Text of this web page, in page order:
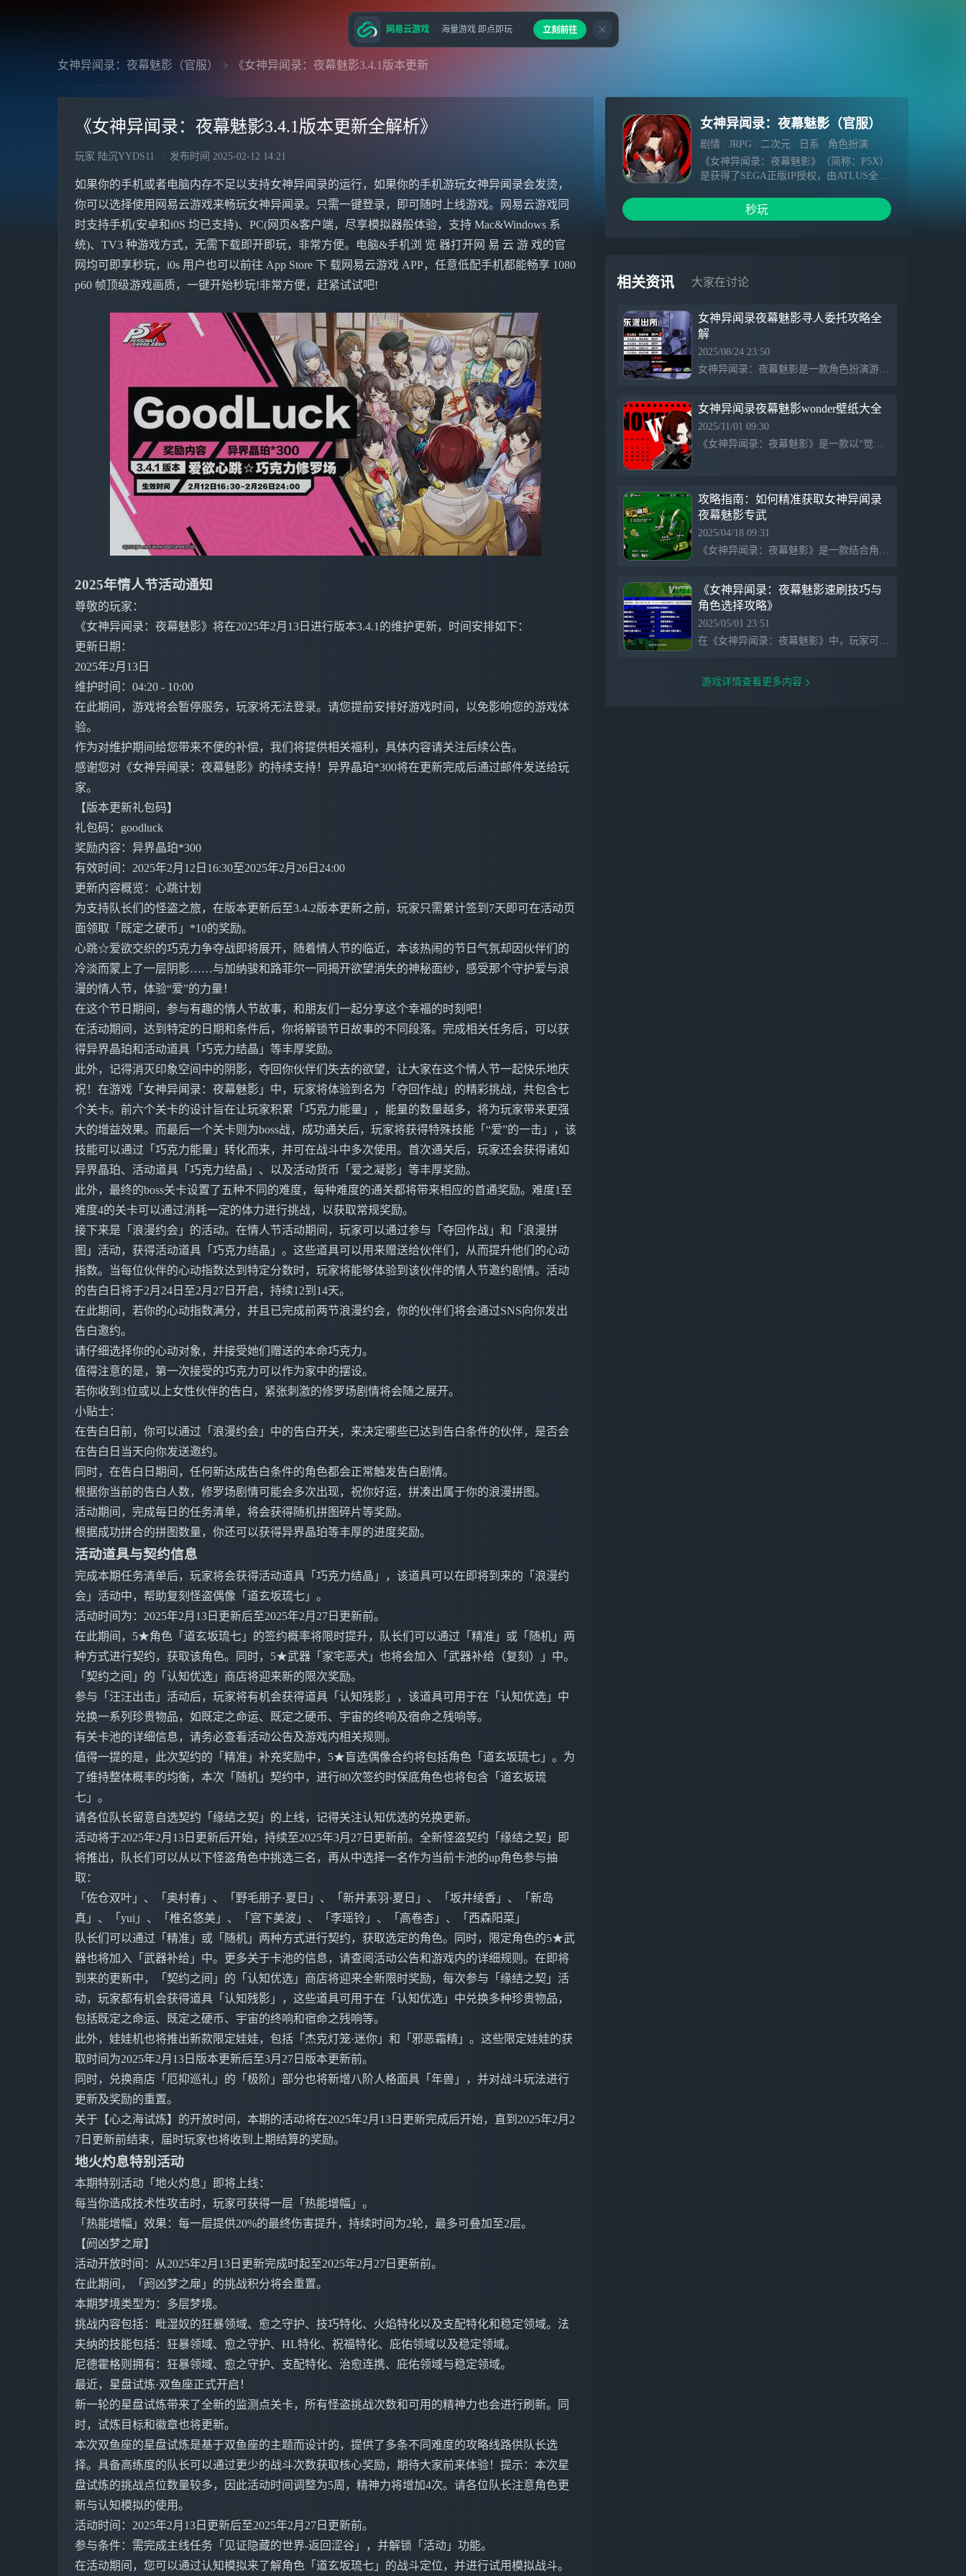
女神异闻录：夜幕魅影（官服） 《女神异闻录：夜幕魅影3.4.1版本更新
《女神异闻录：夜幕魅影3.4.1版本更新全解析》
玩家 陆沉YYDS11 发布时间 2025-02-12 14:21
如果你的手机或者电脑内存不足以支持女神异闻录的运行，如果你的手机游玩女神异闻录会发烫，
你可以选择使用网易云游戏来畅玩女神异闻录。只需一键登录，即可随时上线游戏。网易云游戏同
时支持手机(安卓和i0S 均已支持)、PC(网页&客户端，尽享模拟器般体验，支持 Mac&Windows 系
统)、TV3 种游戏方式，无需下载即开即玩，非常方便。电脑&手机浏 览 器打开网 易 云 游 戏的官
网均可即享秒玩，i0s 用户也可以前往 App Store 下 载网易云游戏 APP，任意低配手机都能畅享 1080
p60 帧顶级游戏画质，一键开始秒玩!非常方便，赶紧试试吧!
2025年情人节活动通知
尊敬的玩家：
《女神异闻录：夜幕魅影》将在2025年2月13日进行版本3.4.1的维护更新，时间安排如下：
更新日期：
2025年2月13日
维护时间：04:20 - 10:00
在此期间，游戏将会暂停服务，玩家将无法登录。请您提前安排好游戏时间，以免影响您的游戏体
验。
作为对维护期间给您带来不便的补偿，我们将提供相关福利，具体内容请关注后续公告。
感谢您对《女神异闻录：夜幕魅影》的持续支持！异界晶珀*300将在更新完成后通过邮件发送给玩
家。
【版本更新礼包码】
礼包码：goodluck
奖励内容：异界晶珀*300
有效时间：2025年2月12日16:30至2025年2月26日24:00
更新内容概览：心跳计划
为支持队长们的怪盗之旅，在版本更新后至3.4.2版本更新之前，玩家只需累计签到7天即可在活动页
面领取「既定之硬币」*10的奖励。
心跳☆爱欲交织的巧克力争夺战即将展开，随着情人节的临近，本该热闹的节日气氛却因伙伴们的
冷淡而蒙上了一层阴影……与加纳骏和路菲尔一同揭开欲望消失的神秘面纱，感受那个守护爱与浪
漫的情人节，体验“爱”的力量！
在这个节日期间，参与有趣的情人节故事，和朋友们一起分享这个幸福的时刻吧！
在活动期间，达到特定的日期和条件后，你将解锁节日故事的不同段落。完成相关任务后，可以获
得异界晶珀和活动道具「巧克力结晶」等丰厚奖励。
此外，记得消灭印象空间中的阴影，夺回你伙伴们失去的欲望，让大家在这个情人节一起快乐地庆
祝！在游戏「女神异闻录：夜幕魅影」中，玩家将体验到名为「夺回作战」的精彩挑战，共包含七
个关卡。前六个关卡的设计旨在让玩家积累「巧克力能量」，能量的数量越多，将为玩家带来更强
大的增益效果。而最后一个关卡则为boss战，成功通关后，玩家将获得特殊技能「“爱”的一击」，该
技能可以通过「巧克力能量」转化而来，并可在战斗中多次使用。首次通关后，玩家还会获得诸如
异界晶珀、活动道具「巧克力结晶」、以及活动货币「爱之凝影」等丰厚奖励。
此外，最终的boss关卡设置了五种不同的难度，每种难度的通关都将带来相应的首通奖励。难度1至
难度4的关卡可以通过消耗一定的体力进行挑战，以获取常规奖励。
接下来是「浪漫约会」的活动。在情人节活动期间，玩家可以通过参与「夺回作战」和「浪漫拼
图」活动，获得活动道具「巧克力结晶」。这些道具可以用来赠送给伙伴们，从而提升他们的心动
指数。当每位伙伴的心动指数达到特定分数时，玩家将能够体验到该伙伴的情人节邀约剧情。活动
的告白日将于2月24日至2月27日开启，持续12到14天。
在此期间，若你的心动指数满分，并且已完成前两节浪漫约会，你的伙伴们将会通过SNS向你发出
告白邀约。
请仔细选择你的心动对象，并接受她们赠送的本命巧克力。
值得注意的是，第一次接受的巧克力可以作为家中的摆设。
若你收到3位或以上女性伙伴的告白，紧张刺激的修罗场剧情将会随之展开。
小贴士：
在告白日前，你可以通过「浪漫约会」中的告白开关，来决定哪些已达到告白条件的伙伴，是否会
在告白日当天向你发送邀约。
同时，在告白日期间，任何新达成告白条件的角色都会正常触发告白剧情。
根据你当前的告白人数，修罗场剧情可能会多次出现，祝你好运，拼凑出属于你的浪漫拼图。
活动期间，完成每日的任务清单，将会获得随机拼图碎片等奖励。
根据成功拼合的拼图数量，你还可以获得异界晶珀等丰厚的进度奖励。
活动道具与契约信息
完成本期任务清单后，玩家将会获得活动道具「巧克力结晶」，该道具可以在即将到来的「浪漫约
会」活动中，帮助复刻怪盗偶像「道玄坂琉七」。
活动时间为：2025年2月13日更新后至2025年2月27日更新前。
在此期间，5★角色「道玄坂琉七」的签约概率将限时提升，队长们可以通过「精准」或「随机」两
种方式进行契约，获取该角色。同时，5★武器「家宅恶犬」也将会加入「武器补给（复刻）」中。
「契约之间」的「认知优选」商店将迎来新的限次奖励。
参与「汪汪出击」活动后，玩家将有机会获得道具「认知残影」，该道具可用于在「认知优选」中
兑换一系列珍贵物品，如既定之命运、既定之硬币、宇宙的终响及宿命之残响等。
有关卡池的详细信息，请务必查看活动公告及游戏内相关规则。
值得一提的是，此次契约的「精准」补充奖励中，5★盲选偶像合约将包括角色「道玄坂琉七」。为
了维持整体概率的均衡，本次「随机」契约中，进行80次签约时保底角色也将包含「道玄坂琉
七」。
请各位队长留意自选契约「缘结之契」的上线，记得关注认知优选的兑换更新。
活动将于2025年2月13日更新后开始，持续至2025年3月27日更新前。全新怪盗契约「缘结之契」即
将推出，队长们可以从以下怪盗角色中挑选三名，再从中选择一名作为当前卡池的up角色参与抽
取：
「佐仓双叶」、「奥村春」、「野毛朋子·夏日」、「新井素羽·夏日」、「坂井绫香」、「新岛
真」、「yui」、「椎名悠美」、「宫下美波」、「李瑶铃」、「高卷杏」、「西森阳菜」
队长们可以通过「精准」或「随机」两种方式进行契约，获取选定的角色。同时，限定角色的5★武
器也将加入「武器补给」中。更多关于卡池的信息，请查阅活动公告和游戏内的详细规则。在即将
到来的更新中，「契约之间」的「认知优选」商店将迎来全新限时奖励，每次参与「缘结之契」活
动，玩家都有机会获得道具「认知残影」，这些道具可用于在「认知优选」中兑换多种珍贵物品，
包括既定之命运、既定之硬币、宇宙的终响和宿命之残响等。
此外，娃娃机也将推出新款限定娃娃，包括「杰克灯笼·迷你」和「邪恶霜精」。这些限定娃娃的获
取时间为2025年2月13日版本更新后至3月27日版本更新前。
同时，兑换商店「厄抑巡礼」的「极阶」部分也将新增八阶人格面具「年兽」，并对战斗玩法进行
更新及奖励的重置。
关于【心之海试炼】的开放时间，本期的活动将在2025年2月13日更新完成后开始，直到2025年2月2
7日更新前结束，届时玩家也将收到上期结算的奖励。
地火灼息特别活动
本期特别活动「地火灼息」即将上线：
每当你造成技术性攻击时，玩家可获得一层「热能增幅」。
「热能增幅」效果：每一层提供20%的最终伤害提升，持续时间为2轮，最多可叠加至2层。
【阏凶梦之扉】
活动开放时间：从2025年2月13日更新完成时起至2025年2月27日更新前。
在此期间，「阏凶梦之扉」的挑战积分将会重置。
本期梦境类型为：多层梦境。
挑战内容包括：毗湿奴的狂暴领域、愈之守护、技巧特化、火焰特化以及支配特化和稳定领域。法
夫纳的技能包括：狂暴领域、愈之守护、HL特化、祝福特化、庇佑领域以及稳定领域。
尼德霍格则拥有：狂暴领域、愈之守护、支配特化、治愈连携、庇佑领域与稳定领域。
最近，星盘试炼·双鱼座正式开启！
新一轮的星盘试炼带来了全新的监测点关卡，所有怪盗挑战次数和可用的精神力也会进行刷新。同
时，试炼目标和徽章也将更新。
本次双鱼座的星盘试炼是基于双鱼座的主题而设计的，提供了多条不同难度的攻略线路供队长选
择。具备高练度的队长可以通过更少的战斗次数获取核心奖励，期待大家前来体验！提示：本次星
盘试炼的挑战点位数量较多，因此活动时间调整为5周，精神力将增加4次。请各位队长注意角色更
新与认知模拟的使用。
活动时间：2025年2月13日更新后至2025年2月27日更新前。
参与条件：需完成主线任务「见证隐藏的世界-返回涩谷」，并解锁「活动」功能。
在活动期间，您可以通过认知模拟来了解角色「道玄坂琉七」的战斗定位，并进行试用模拟战斗。
女神异闻录：夜幕魅影（官服）
剧情 JRPG 二次元 日系
角色扮演
《女神异闻录：夜幕魅影》（简称：P5X）
是获得了SEGA正版IP授权，由ATLUS全面
《女神异闻录5》（简称：P5）IP系列首款
手游。
本作在忠实继承原作“日式学生体验+异世界
冒险体验”双循环核心玩法的前提下，为用
演”的游戏体验。
玩家在游戏中化身高中生，白天上学，放学
后穿梭于异世界中，锁定那些暴走的欲望，
让这些“魅影”们统统忏悔改心！
秒玩
相关资讯 大家在讨论
女神异闻录夜幕魅影寻人委托攻略全
解
2025/08/24 23:50
女神异闻录：夜幕魅影是一款角色扮演游戏，玩家通过完成任务和寻人委托探索游戏世界。寻人委托需按提示寻找线索，中途退游后可继续进行。部分任务可能涉及限定活动或时间限制。在桐叶购物中心未找到失踪者可能需要等待特殊事件或结合其他线索进行搜寻。
女神异闻录夜幕魅影wonder壁纸大全
2025/11/01 09:30
《女神异闻录：夜幕魅影》是一款以“觉醒你的另一面”为主题的游戏，拥有丰富的壁纸和官方社交平台，提供多种交流渠道，结合神秘和青年文化元素，展现个性化的角色与故事。
攻略指南：如何精准获取女神异闻录
夜幕魅影专武
2025/04/18 09:31
《女神异闻录：夜幕魅影》是一款结合角色扮演和策略元素的游戏，玩家通过抽卡系统获得角色和武器。游戏设有专武抽取机制，玩家可能面临抽取时的歪卡风险，需谨慎决策以优化资源获取和角色发展。
《女神异闻录：夜幕魅影速刷技巧与
角色选择攻略》
2025/05/01 23:51
在《女神异闻录：夜幕魅影》中，玩家可以通过击败6层boss开启新周目，初期消耗30意志获得大阿尔卡纳牌，激活美波并刷取魔术师以积累银币，调出关键技能如危机意识和成长加速。开局选择队友时需慎重，低周目可选择池波，高周目则选加纳骏。建议初期选择月亮或女教皇以增强输出，而力量和命运可视情况添加，避免选战车以免影响战斗节奏。
游戏详情查看更多内容
网易云游戏 海量游戏 即点即玩 立刻前往